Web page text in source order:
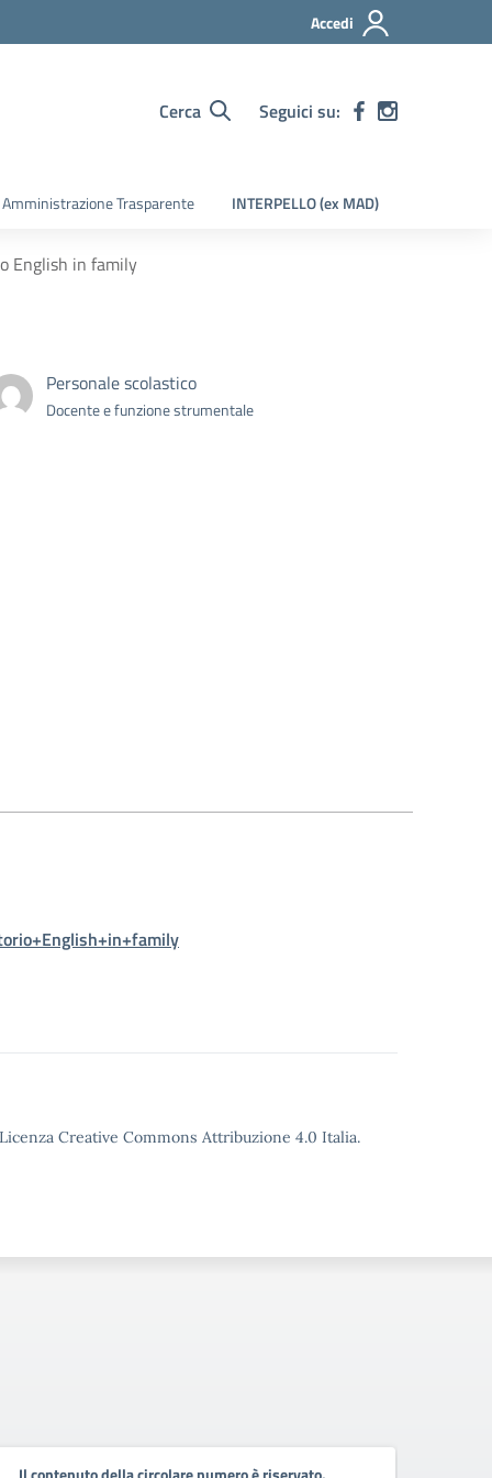
Accedi
Cerca Seguici su:
Amministrazione Trasparente INTERPELLO (ex MAD)
English in family
Personale scolastico
Docente e funzione strumentale
Creative Commons Attribuzione 4.0 Italia.